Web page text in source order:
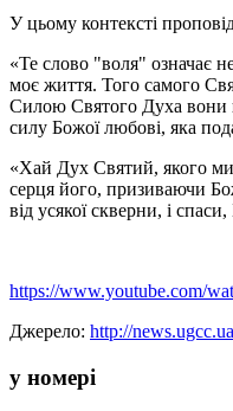
У цьому контексті
«Те слово "воля" означає
моє життя. Того самого
Силою Святого Духа вони
силу Божої любові, яка
«Хай Дух Святий, якого ми
серця його, призиваючи
від усякої скверни, і
https://www.youtube.com/
Джерело: http://
у номері